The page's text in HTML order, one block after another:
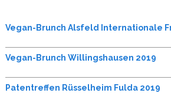
Vegan-Brunch Alsfeld Internationale
Vegan-Brunch Willingshausen 2019
Patentreffen Rüsselheim Fulda 2019